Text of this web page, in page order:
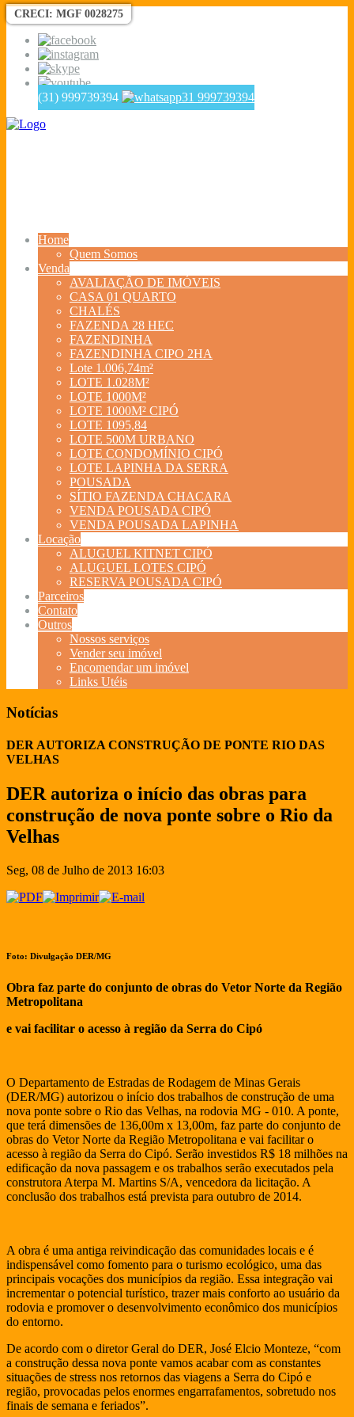
CRECI: MGF 0028275
(31) 999739394 31 999739394
Home
Quem Somos
Venda
AVALIAÇÃO DE IMÓVEIS
CASA 01 QUARTO
CHALÉS
FAZENDA 28 HEC
FAZENDINHA
FAZENDINHA CIPO 2HA
Lote 1.006,74m²
LOTE 1.028M²
LOTE 1000M²
LOTE 1000M² CIPÓ
LOTE 1095,84
LOTE 500M URBANO
LOTE CONDOMÍNIO CIPÓ
LOTE LAPINHA DA SERRA
POUSADA
SÍTIO FAZENDA CHACARA
VENDA POUSADA CIPÓ
VENDA POUSADA LAPINHA
Locação
ALUGUEL KITNET CIPÓ
ALUGUEL LOTES CIPÓ
RESERVA POUSADA CIPÓ
Parceiros
Contato
Outros
Nossos serviços
Vender seu imóvel
Encomendar um imóvel
Links Utéis
Notícias
DER AUTORIZA CONSTRUÇÃO DE PONTE RIO DAS
VELHAS
DER autoriza o início das obras para
construção de nova ponte sobre o Rio da
Velhas
Seg, 08 de Julho de 2013 16:03
Foto: Divulgação DER/MG
Obra faz parte do conjunto de obras do Vetor Norte da Região
Metropolitana
e vai facilitar o acesso à região da Serra do Cipó
O Departamento de Estradas de Rodagem de Minas Gerais
(DER/MG) autorizou o início dos trabalhos de construção de uma
nova ponte sobre o Rio das Velhas, na rodovia MG - 010. A ponte,
que terá dimensões de 136,00m x 13,00m, faz parte do conjunto de
obras do Vetor Norte da Região Metropolitana e vai facilitar o
acesso à região da Serra do Cipó. Serão investidos R$ 18 milhões na
edificação da nova passagem e os trabalhos serão executados pela
construtora Aterpa M. Martins S/A, vencedora da licitação. A
conclusão dos trabalhos está prevista para outubro de 2014.
A obra é uma antiga reivindicação das comunidades locais e é
indispensável como fomento para o turismo ecológico, uma das
principais vocações dos municípios da região. Essa integração vai
incrementar o potencial turístico, trazer mais conforto ao usuário da
rodovia e promover o desenvolvimento econômico dos municípios
do entorno.
De acordo com o diretor Geral do DER, José Elcio Monteze, “com
a construção dessa nova ponte vamos acabar com as constantes
situações de stress nos retornos das viagens a Serra do Cipó e
região, provocadas pelos enormes engarrafamentos, sobretudo nos
finais de semana e feriados”.